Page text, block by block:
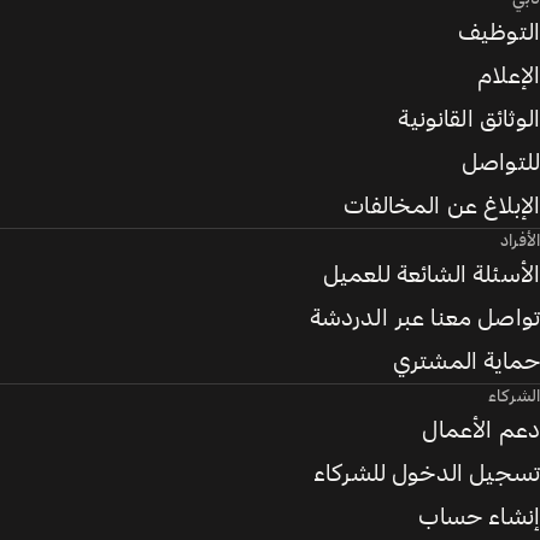
التوظيف
الإعلام
الوثائق القانونية
للتواصل
الإبلاغ عن المخالفات
الأفراد
الأسئلة الشائعة للعميل
تواصل معنا عبر الدردشة
حماية المشتري
الشركاء
دعم الأعمال
تسجيل الدخول للشركاء
إنشاء حساب